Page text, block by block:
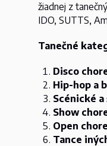
žiadnej z
IDO, SUTTS,
Tanečné
Disco
Hip-hop a
Scénické
Show
Open
Tance